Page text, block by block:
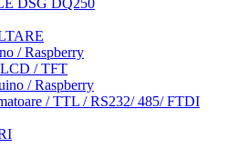
DSG DQ250
/ Raspberry
/ TFT
/ Raspberry
/ TTL / RS232/ 485/ FTDI